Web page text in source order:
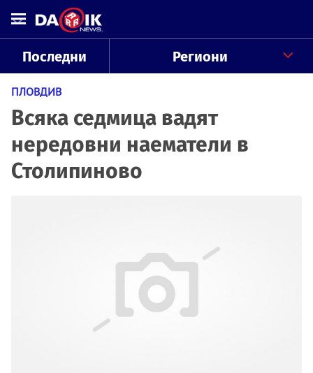
Последни Региони
ПЛОВДИВ
Всяка седмица вадят
нередовни наематели в
Столипиново